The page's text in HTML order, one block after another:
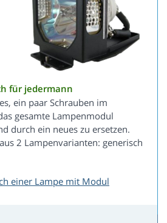
für jedermann
ein paar Schrauben im
gesamte Lampenmodul
durch ein neues zu ersetzen.
2 Lampenvarianten: generisch
einer Lampe mit Modul